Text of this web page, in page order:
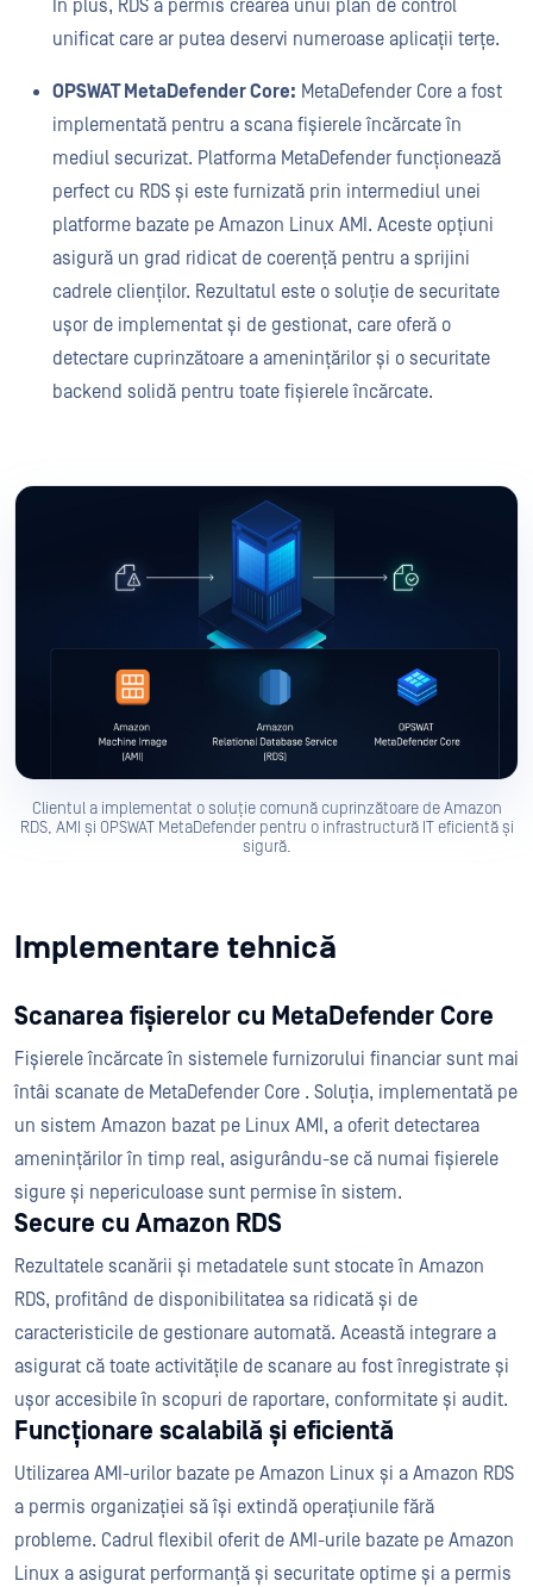
În plus, RDS a permis crearea unui plan de control
unificat care ar putea deservi numeroase aplicații terțe.
OPSWAT MetaDefender Core: MetaDefender Core a fost
implementată pentru a scana fișierele încărcate în
mediul securizat. Platforma MetaDefender funcționează
perfect cu RDS și este furnizată prin intermediul unei
platforme bazate pe Amazon Linux AMI. Aceste opțiuni
asigură un grad ridicat de coerență pentru a sprijini
cadrele clienților. Rezultatul este o soluție de securitate
ușor de implementat și de gestionat, care oferă o
detectare cuprinzătoare a amenințărilor și o securitate
backend solidă pentru toate fișierele încărcate.
Clientul a implementat o soluție comună cuprinzătoare de Amazon
RDS, AMI și OPSWAT MetaDefender pentru o infrastructură IT eficientă și
sigură.
Implementare tehnică
Scanarea fișierelor cu MetaDefender Core
Fișierele încărcate în sistemele furnizorului financiar sunt mai
întâi scanate de MetaDefender Core . Soluția, implementată pe
un sistem Amazon bazat pe Linux AMI, a oferit detectarea
amenințărilor în timp real, asigurându-se că numai fișierele
sigure și nepericuloase sunt permise în sistem.
Secure cu Amazon RDS
Rezultatele scanării și metadatele sunt stocate în Amazon
RDS, profitând de disponibilitatea sa ridicată și de
caracteristicile de gestionare automată. Această integrare a
asigurat că toate activitățile de scanare au fost înregistrate și
ușor accesibile în scopuri de raportare, conformitate și audit.
Funcționare scalabilă și eficientă
Utilizarea AMI-urilor bazate pe Amazon Linux și a Amazon RDS
a permis organizației să își extindă operațiunile fără
probleme. Cadrul flexibil oferit de AMI-urile bazate pe Amazon
Linux a asigurat performanță și securitate optime și a permis